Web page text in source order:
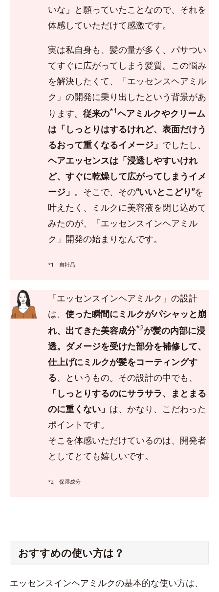
いな」と願っていたことなので、それを
体感していただけて感激です。
実は私自身も、髪の量が多く、パサつい
てすぐに広がってしまう髪質。この悩み
を解決したくて、「エッセンスヘアミル
ク」の開発に乗り出したという背景があ
ります。従来の*1ヘアミルクやクリーム
は「しっとりはするけれど、表面だけう
るおって重くなるイメージ」 でしたし、
ヘアエッセンスは「浸透しやすいけれ
ど、すぐに乾燥して広がってしまうイメ
ージ」 。そこで、その“いいとこどり”を
叶えたく、ミルクに美容液を閉じ込めて
みたのが、「エッセンスインヘアミル
ク」開発の始まりなんです。
*1 自社品
「エッセンスインヘアミルク」の設計
は、使った瞬間にミルクがパシャッと崩
れ、出てきた美容成分*2が髪の内部に浸
透。ダメージを受けた部分を補修して、
仕上げにミルクが髪をコーティングす
る、というもの。その設計の中でも、
「しっとりするのにサラサラ、まとまる
のに重くない」 は、かなり、こだわった
ポイントです。
そこを体感いただけているのは、開発者
としてとても嬉しいです。
*2 保湿成分
おすすめの使い方は？
エッセンスインヘアミルクの基本的な使い方は、